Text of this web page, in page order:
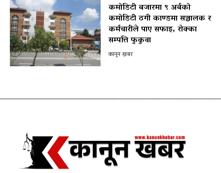
कमोडिटी बजारमा ९ अर्बको
कमोडिटी ठगी काण्डमा सञ्चालक र
कर्मचारीले पाए सफाइ, रोक्का
सम्पत्ति फुकुवा
कानून खबर